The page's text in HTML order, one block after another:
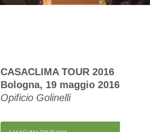
CASACLIMA TOUR 2016
Bologna, 19 maggio 2016
Opificio Golinelli